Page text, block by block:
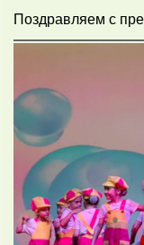
Поздравляем с